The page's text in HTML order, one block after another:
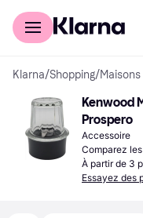
Acheter avec Klarna
Klarna/Shopping/
Kenwood
Prospero
Accessoire
Comparez
À partir de 3
Essayez des